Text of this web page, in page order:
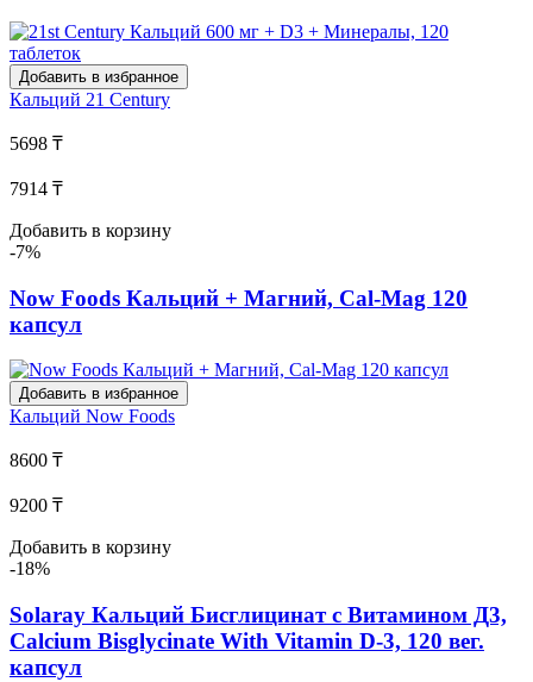
Добавить в избранное
Кальций 21 Century
5698 ₸
7914 ₸
Добавить в корзину
-7%
Now Foods Кальций + Магний, Cal-Mag 120
капсул
Добавить в избранное
Кальций Now Foods
8600 ₸
9200 ₸
Добавить в корзину
-18%
Solaray Кальций Бисглицинат с Витамином Д3,
Calcium Bisglycinate With Vitamin D-3, 120 вег.
капсул